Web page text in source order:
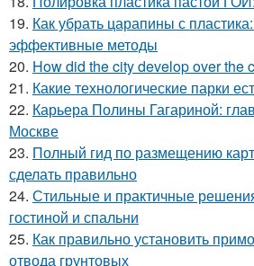
19. Как убрать царапины с
эффективные методы
20. How did the city develop over the
21. Какие технологические парки
22. Карьера Полины Гагариной:
Москве
23. Полный гид по размещению
сделать правильно
24. Стильные и практичные
гостиной и спальни
25. Как правильно установить
отвода грунтовых